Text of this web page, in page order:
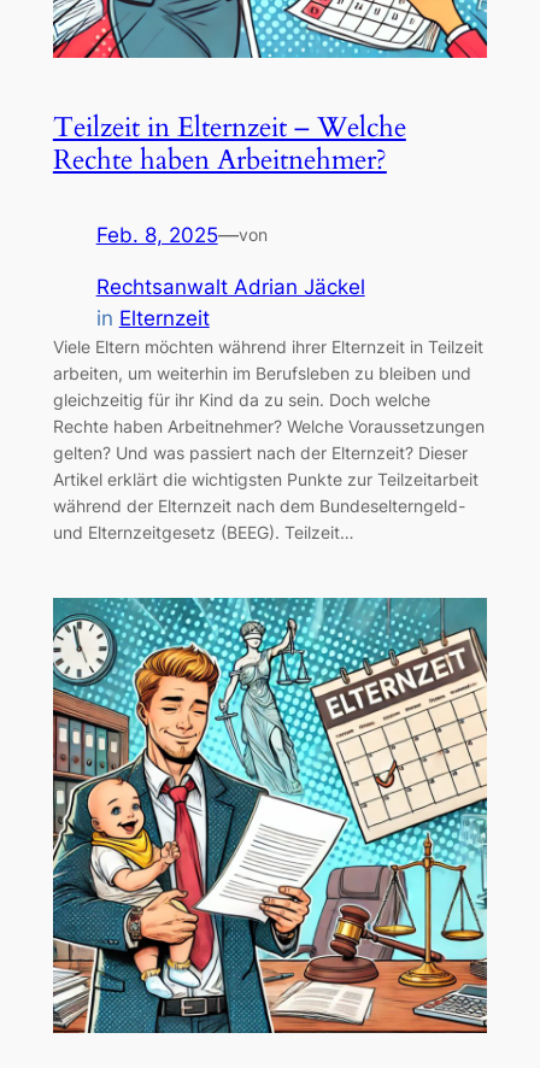
Teilzeit in Elternzeit – Welche
Rechte haben Arbeitnehmer?
Feb. 8, 2025—von
Rechtsanwalt Adrian Jäckel
in Elternzeit
Viele Eltern möchten während ihrer Elternzeit in Teilzeit
arbeiten, um weiterhin im Berufsleben zu bleiben und
gleichzeitig für ihr Kind da zu sein. Doch welche
Rechte haben Arbeitnehmer? Welche Voraussetzungen
gelten? Und was passiert nach der Elternzeit? Dieser
Artikel erklärt die wichtigsten Punkte zur Teilzeitarbeit
während der Elternzeit nach dem Bundeselterngeld-
und Elternzeitgesetz (BEEG). Teilzeit…